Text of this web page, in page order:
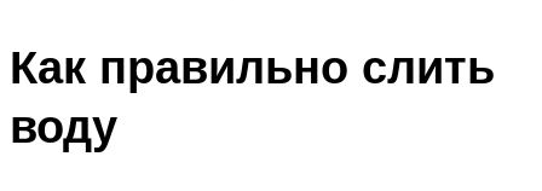
Как правильно слить
воду